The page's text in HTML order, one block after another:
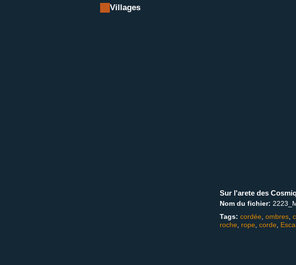
Villages
Sur l'arete des
Nom du fichier:
Tags: cordée ombres
roche rope corde